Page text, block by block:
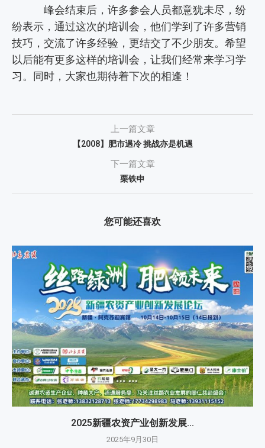
峰会结束后，许多参会人员都意犹未尽，纷
纷表示，通过这次的培训会，他们学到了许多营销
技巧，交流了许多经验，更结交了不少朋友。希望
以后能有更多这样的培训会，让我们经常来学习学
习。同时，大家也期待着下次的相逢！
上一篇文章
【2008】肥市遇冷 挑战亦是机遇
下一篇文章
栗铁申
您可能还喜欢
2025新疆农资产业创新发展...
2025年9月30日